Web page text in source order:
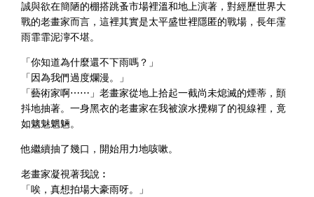
誠與欲在簡陋的棚搭跳蚤市場裡溫和地上演著，對經歷世界大
戰的老畫家而言，這裡其實是太平盛世裡隱匿的戰場，長年霪
雨霏霏泥濘不堪。
「你知道為什麼還不下雨嗎？」
「因為我們過度爛漫。」
「藝術家啊⋯⋯」老畫家從地上拾起一截尚未熄滅的煙蒂，顫
抖地抽著。一身黑衣的老畫家在我被淚水攪糊了的視線裡，竟
如魑魅魍魎。
他繼續抽了幾口，開始用力地咳嗽。
老畫家凝視著我說︰
「唉，真想拍場大豪雨呀。」